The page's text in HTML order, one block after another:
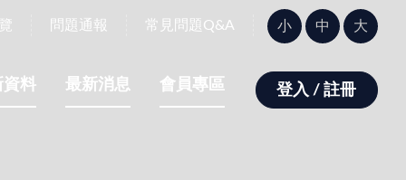
問題通報 常見問題Q&A
字
型
小：
小 中 大
資料 最新消息 會員專區 登入 / 註冊